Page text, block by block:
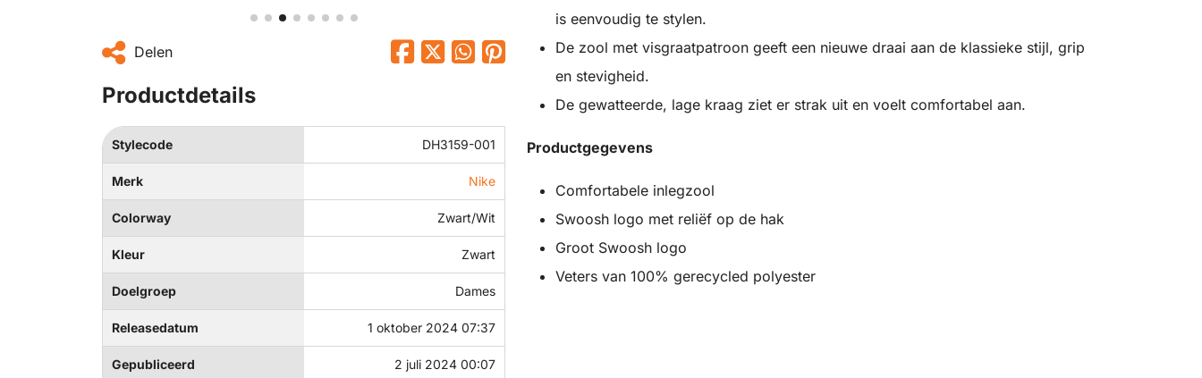
Delen
Productdetails
Stylecode DH3159-001
Merk Nike
Colorway Zwart/Wit
Kleur Zwart
Doelgroep Dames
Releasedatum 1 oktober 2024 07:37
Gepubliceerd 2 juli 2024 00:07
is eenvoudig te stylen.
De zool met visgraatpatroon geeft een nieuwe draai aan de klassieke stijl, grip
en stevigheid.
De gewatteerde, lage kraag ziet er strak uit en voelt comfortabel aan.
Productgegevens
Comfortabele inlegzool
Swoosh logo met reliëf op de hak
Groot Swoosh logo
Veters van 100% gerecycled polyester